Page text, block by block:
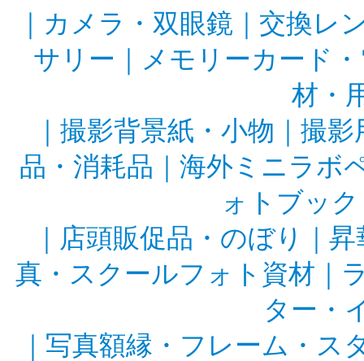
カメラ・双眼鏡
交換レ
サリー
メモリーカード
材・
撮影背景紙・小物
撮影
品・消耗品
海外ミニラボ
ォトブッ
店頭販促品・のぼり
昇
真・スクールフォト資材
ター・
写真額縁・フレーム・ス